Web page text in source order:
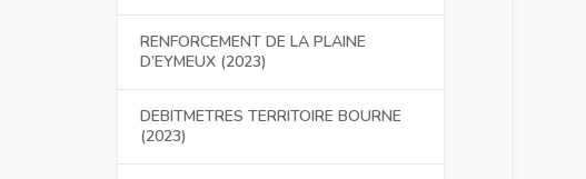
RENFORCEMENT DE LA PLAINE
D’EYMEUX (2023)
DEBITMETRES TERRITOIRE BOURNE
(2023)